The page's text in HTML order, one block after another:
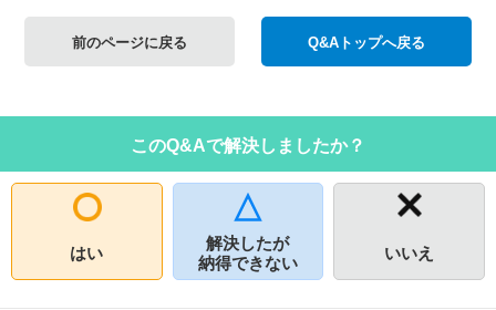
前のページに戻る Q&Aトップへ戻る
このQ&Aで解決しましたか？
はい
解決したが
納得できない
いいえ